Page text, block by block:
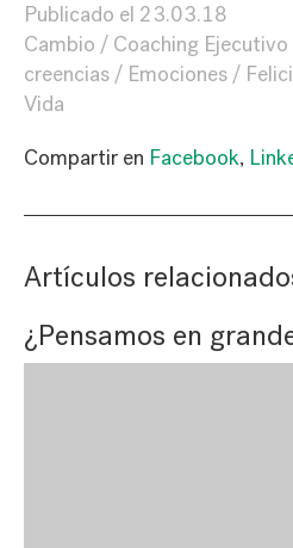
Publicado el 23.03.18
Cambio
Coaching Ejecutivo
creencias
Emociones
Vida
Compartir en Facebook,
Artículos
¿Pensamos en